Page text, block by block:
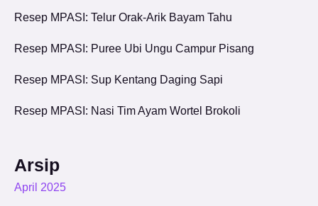
Resep MPASI: Telur Orak-Arik Bayam Tahu
Resep MPASI: Puree Ubi Ungu Campur Pisang
Resep MPASI: Sup Kentang Daging Sapi
Resep MPASI: Nasi Tim Ayam Wortel Brokoli
Arsip
April 2025